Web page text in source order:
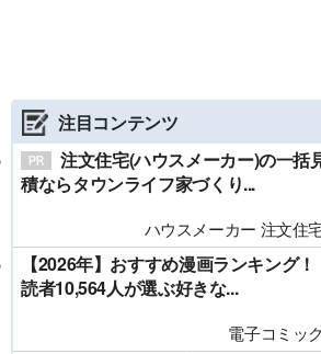
注目コンテンツ
注文住宅(ハウスメーカー)の一括
積ならタウンライフ家づくり...
ハウスメーカー 注文住
【2026年】おすすめ漫画ランキング！
読者10,564人が選ぶ好きな...
電子コミック